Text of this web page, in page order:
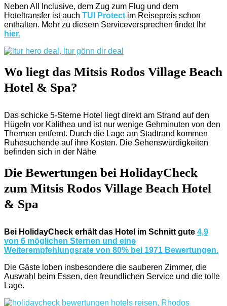
Neben All Inclusive, dem Zug zum Flug und dem
Hoteltransfer ist auch TUI Protect im Reisepreis schon
enthalten. Mehr zu diesem Serviceversprechen findet Ihr
hier.
Wo liegt das Mitsis Rodos Village Beach
Hotel & Spa?
Das schicke 5-Sterne Hotel liegt direkt am Strand auf den
Hügeln vor Kalithea und ist nur wenige Gehminuten von den
Thermen entfernt. Durch die Lage am Stadtrand kommen
Ruhesuchende auf ihre Kosten. Die Sehenswürdigkeiten
befinden sich in der Nähe
Die Bewertungen bei HolidayCheck
zum Mitsis Rodos Village Beach Hotel
& Spa
Bei HolidayCheck erhält das Hotel im Schnitt gute 4,9
von 6 möglichen Sternen und eine
Weiterempfehlungsrate von 80% bei 1971 Bewertungen.
Die Gäste loben insbesondere die sauberen Zimmer, die
Auswahl beim Essen, den freundlichen Service und die tolle
Lage.